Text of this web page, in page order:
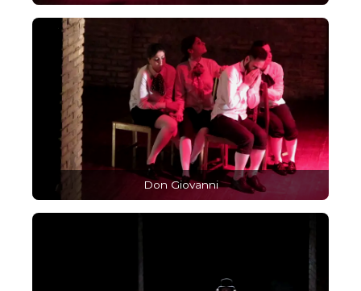
Don Giovanni